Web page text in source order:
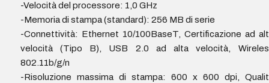
-Velocità del processore: 1,0 GHz
-Memoria di stampa (standard): 256 MB di serie
-Connettività: Ethernet 10/100BaseT, Certificazione ad
velocità (Tipo B), USB 2.0 ad alta velocità,
802.11b/g/n
-Risoluzione massima di stampa: 600 x 600 dpi,